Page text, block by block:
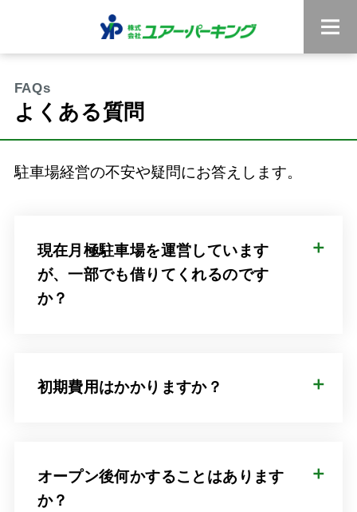
よくある質問
駐車場経営の不安や疑問にお答えします。
現在月極駐車場を運営しています
が、一部でも借りてくれるのです
か？
初期費用はかかりますか？
オープン後何かすることはあります
か？